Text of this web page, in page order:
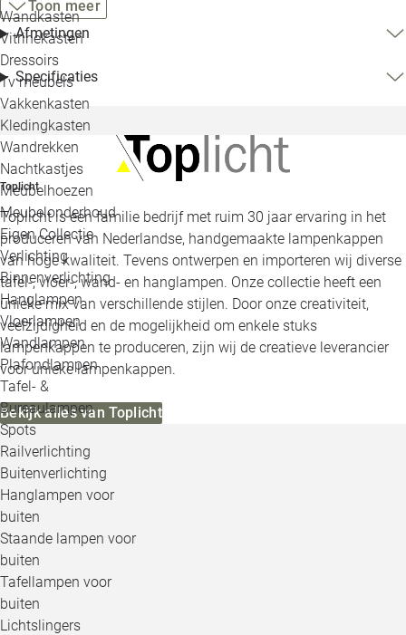
Wandkasten
Vitrinekasten
Dressoirs
Tv meubels
Vakkenkasten
Kledingkasten
Wandrekken
Nachtkastjes
Meubelhoezen
Meubelonderhoud
Eigen Collectie
Verlichting
Binnenverlichting
Hanglampen
Vloerlampen
Wandlampen
Plafondlampen
Tafel- &
Bureaulampen
Spots
Railverlichting
Buitenverlichting
Hanglampen voor
buiten
Staande lampen voor
buiten
Tafellampen voor
buiten
Lichtslingers
Toon meer
Afmetingen
Specificaties
Toplicht
Toplicht is een familie bedrijf met ruim 30 jaar ervaring in het
produceren van Nederlandse, handgemaakte lampenkappen
van hoge kwaliteit. Tevens ontwerpen en importeren wij diverse
tafel-, vloer-, wand- en hanglampen. Onze collectie heeft een
unieke mix van verschillende stijlen. Door onze creativiteit,
veelzijdigheid en de mogelijkheid om enkele stuks
lampenkappen te produceren, zijn wij de creatieve leverancier
voor unieke lampenkappen.
Bekijk alles van Toplicht